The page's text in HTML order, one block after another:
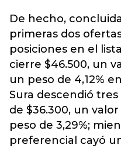
De hecho,
primeras dos
posiciones en el
cierre $46.500, un
un peso de 4,12%
Sura descendió
de $36.300, un
peso de 3,29%;
preferencial cayó